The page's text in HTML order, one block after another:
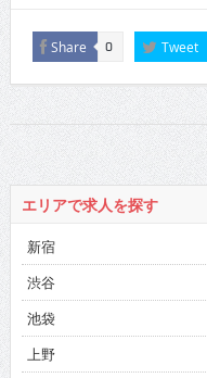
Share 0 Tweet
エリアで求人を探す
新宿
渋谷
池袋
上野